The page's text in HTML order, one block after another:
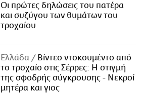
Οι πρώτες δηλώσεις του πατέρα
και συζύγου των θυμάτων του
τροχαίου
Ελλάδα
Βίντεο ντοκουμέντο από
το τροχαίο στις Σέρρες: Η στιγμή
της σφοδρής σύγκρουσης - Νεκροί
μητέρα και γιος